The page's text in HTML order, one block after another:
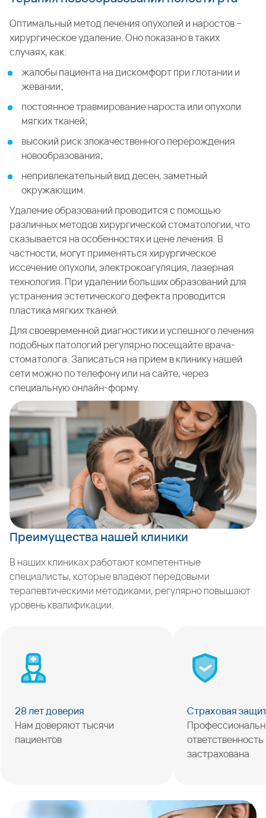
Оптимальный метод лечения опухолей и наростов –
хирургическое удаление. Оно показано в таких
случаях, как:
жалобы пациента на дискомфорт при глотании и
жевании;
постоянное травмирование нароста или опухоли
мягких тканей;
высокий риск злокачественного перерождения
новообразования;
непривлекательный вид десен, заметный
окружающим.
Удаление образований проводится с помощью
различных методов хирургической стоматологии, что
сказывается на особенностях и цене лечения. В
частности, могут применяться хирургическое
иссечение опухоли, электрокоагуляция, лазерная
технология. При удалении больших образований для
устранения эстетического дефекта проводится
пластика мягких тканей.
Для своевременной диагностики и успешного лечения
подобных патологий регулярно посещайте врача-
стоматолога. Записаться на прием в клинику нашей
сети можно по телефону или на сайте, через
специальную онлайн-форму.
Преимущества нашей клиники
В наших клиниках работают компетентные
специалисты, которые владеют передовыми
терапевтическими методиками, регулярно повышают
уровень квалификации.
28 лет доверия
Нам доверяют тысячи
пациентов
Страховая
застрахована